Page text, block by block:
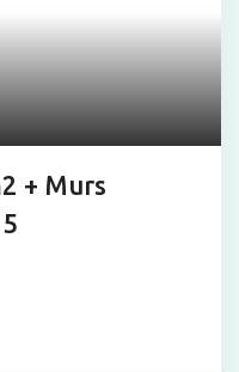
+ Murs